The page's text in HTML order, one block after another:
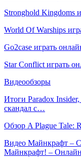
Stronghold Kingdoms
World Of Warships
Go2case играть
Star Conflict играть
Видеообзоры
Итоги Paradox
скандал с…
Обзор A Plague Tale:
Видео Майнкрафт –
Майнкрафт! –